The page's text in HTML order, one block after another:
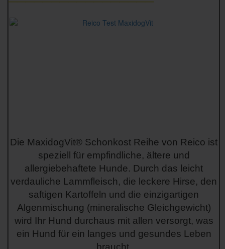
Die MaxidogVit® Schonkost Reihe von Reico ist
speziell für empfindliche, ältere und
allergiebehaftete Hunde. Durch das leicht
verdauliche Lammfleisch, die leckere Hirse, den
saftigen Kartoffeln und die einzigartigen
Algenmischung (mineralische Gleichgewicht)
wird Ihr Hund durchaus mit allen versorgt, was
ein Hund für ein langes und gesundes Leben
braucht.